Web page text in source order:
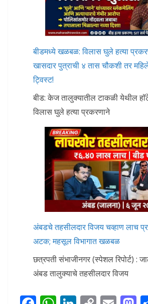
बीडमध्ये खळबळ: विलास घुले हत्या
खासदार पुत्राची ४ तास चौकशी तर
ट्विस्ट!
बीड: केज तालुक्यातील टाकळी येथील
विलास घुले हत्या प्रकरणाने
अंबडचे तहसीलदार विजय चव्हाण लाच
अटक; महसूल विभागात खळबळ
छत्रपती संभाजीनगर (स्पेशल रिपोर्ट) :
अंबड तालुक्याचे तहसीलदार विजय